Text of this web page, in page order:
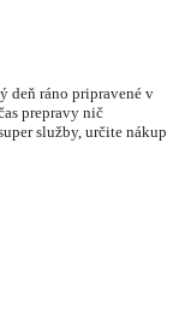
deň ráno pripravené v
prepravy nič
služby, určite nákup